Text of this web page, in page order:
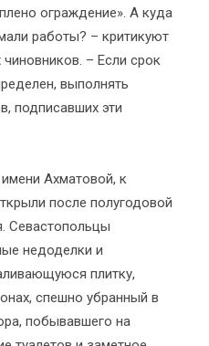
ограждение». А куда
работы? – критикуют
– Если срок
выполнять
подписавших эти
Ахматовой, к
после полугодовой
Севастопольцы
недоделки и
плитку,
спешно убранный в
побывавшего на